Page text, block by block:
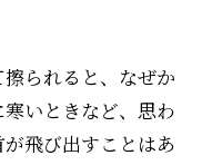
られると、なぜか
いときなど、思わ
飛び出すことはあ